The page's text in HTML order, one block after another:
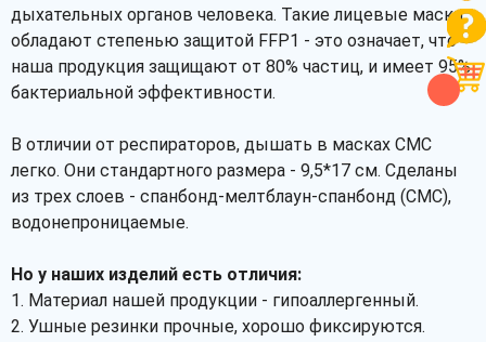
дыхательных органов человека. Такие лицевые маски
обладают степенью защитой FFP1 - это означает, что
наша продукция защищают от 80% частиц, и имеет 95%
бактериальной эффективности.
В отличии от респираторов, дышать в масках СМС
легко. Они стандартного размера - 9,5*17 см. Сделаны
из трех слоев - спанбонд-мелтблаун-спанбонд (СМС),
водонепроницаемые.
Но у наших изделий есть отличия:
1. Материал нашей продукции - гипоаллергенный.
2. Ушные резинки прочные, хорошо фиксируются.